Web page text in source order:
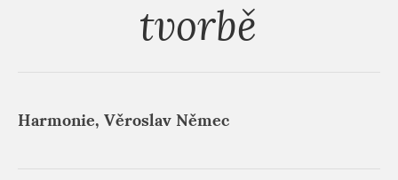
tvorbě
Harmonie, Věroslav Němec